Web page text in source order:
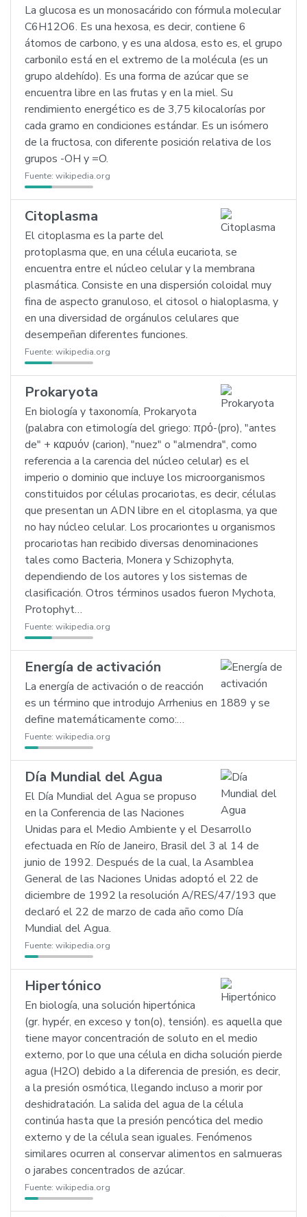
La glucosa es un monosacárido con fórmula molecular
C6H12O6. Es una hexosa, es decir, contiene 6
átomos de carbono, y es una aldosa, esto es, el grupo
carbonilo está en el extremo de la molécula (es un
grupo aldehído). Es una forma de azúcar que se
encuentra libre en las frutas y en la miel. Su
rendimiento energético es de 3,75 kilocalorías por
cada gramo en condiciones estándar. Es un isómero
de la fructosa, con diferente posición relativa de los
grupos -OH y =O.
Fuente: wikipedia.org
Citoplasma
El citoplasma es la parte del
protoplasma que, en una célula eucariota, se
encuentra entre el núcleo celular y la membrana
plasmática. Consiste en una dispersión coloidal muy
fina de aspecto granuloso, el citosol o hialoplasma, y
en una diversidad de orgánulos celulares que
desempeñan diferentes funciones.
Fuente: wikipedia.org
Prokaryota
En biología y taxonomía, Prokaryota
(palabra con etimología del griego: πρό-(pro), "antes
de" + καρυόν (carion), "nuez" o "almendra", como
referencia a la carencia del núcleo celular) es el
imperio o dominio que incluye los microorganismos
constituidos por células procariotas, es decir, células
que presentan un ADN libre en el citoplasma, ya que
no hay núcleo celular. Los procariontes u organismos
procariotas han recibido diversas denominaciones
tales como Bacteria, Monera y Schizophyta,
dependiendo de los autores y los sistemas de
clasificación. Otros términos usados fueron Mychota,
Protophyt…
Fuente: wikipedia.org
Energía de activación
La energía de activación o de reacción
es un término que introdujo Arrhenius en 1889 y se
define matemáticamente como:…
Fuente: wikipedia.org
Día Mundial del Agua
El Día Mundial del Agua se propuso
en la Conferencia de las Naciones
Unidas para el Medio Ambiente y el Desarrollo
efectuada en Río de Janeiro, Brasil del 3 al 14 de
junio de 1992. Después de la cual, la Asamblea
General de las Naciones Unidas adoptó el 22 de
diciembre de 1992 la resolución A/RES/47/193 que
declaró el 22 de marzo de cada año como Día
Mundial del Agua.
Fuente: wikipedia.org
Hipertónico
En biología, una solución hipertónica
(gr. hypér, en exceso y ton(o), tensión). es aquella que
tiene mayor concentración de soluto en el medio
externo, por lo que una célula en dicha solución pierde
agua (H2O) debido a la diferencia de presión, es decir,
a la presión osmótica, llegando incluso a morir por
deshidratación. La salida del agua de la célula
continúa hasta que la presión pencótica del medio
externo y de la célula sean iguales. Fenómenos
similares ocurren al conservar alimentos en salmueras
o jarabes concentrados de azúcar.
Fuente: wikipedia.org